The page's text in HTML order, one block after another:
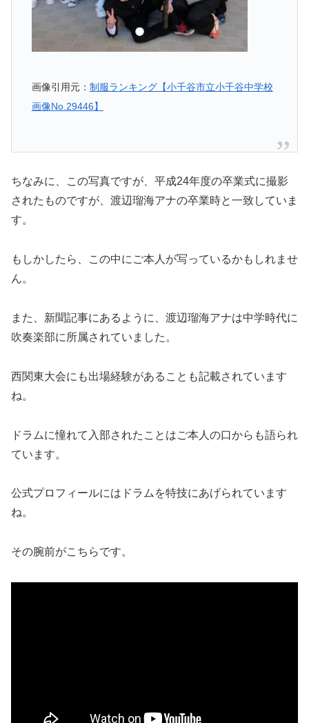
画像引用元： 制服ランキング【小千谷市立小千谷中学校
画像No.29446】
ちなみに、この写真ですが、平成24年度の卒業式に撮影
されたものですが、渡辺瑠海アナの卒業時と一致していま
す。
もしかしたら、この中にご本人が写っているかもしれませ
ん。
また、新聞記事にあるように、渡辺瑠海アナは中学時代に
吹奏楽部に所属されていました。
西関東大会にも出場経験があることも記載されています
ね。
ドラムに憧れて入部されたことはご本人の口からも語られ
ています。
公式プロフィールにはドラムを特技にあげられています
ね。
その腕前がこちらです。